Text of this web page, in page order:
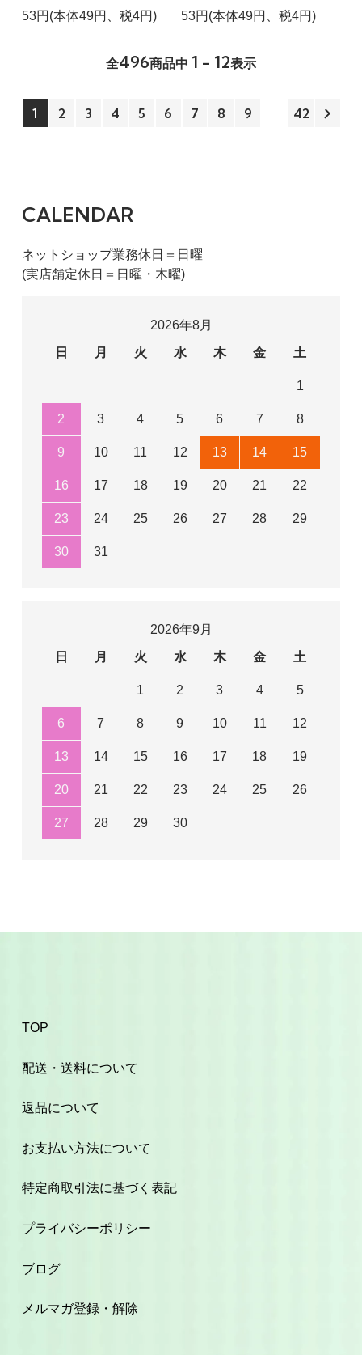
53円(本体49円、税4円) 53円(本体49円、税4円)
全496商品中 1 - 12表示
1 2 3 4 5 6 7 8 9 42
CALENDAR
ネットショップ業務休日＝日曜
(実店舗定休日＝日曜・木曜)
2026年8月
日
月 火 水 木 金 土
1
2 3 4 5 6 7 8
9 10 11 12 13 14 15
16 17 18 19 20 21 22
23 24 25 26 27 28 29
30 31
2026年9月
日
月 火 水 木 金 土
1 2 3 4 5
6 7 8 9 10 11 12
13 14 15 16 17 18 19
20 21 22 23 24 25 26
27 28 29 30
TOP
配送・送料について
返品について
お支払い方法について
特定商取引法に基づく表記
プライバシーポリシー
ブログ
メルマガ登録・解除